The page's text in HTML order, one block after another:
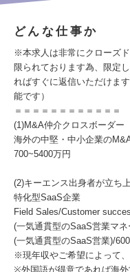
どんな仕事か
※本求人は非常にクローズ
限られております為、限定
ればすぐに返信いただけま
能です）
＝＝＝＝＝＝＝＝＝＝＝＝
(1)M&A仲介クロスボーダー
海外の中堅・中小企業の
700~5400万円
(2)キーエンス出身者が立ち
特化型SaaS企業
Field Sales/Customer
(一気通貫型のSaaS営業マ
(一気通貫型のSaaS営業)/
※現年収やご希望によって
※外国語が得意であれば海外